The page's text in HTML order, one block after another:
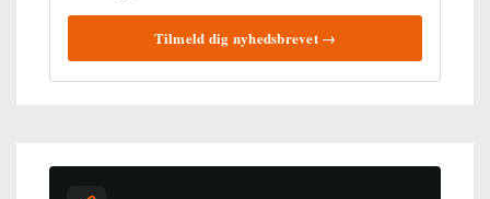
Tilmeld dig nyhedsbrevet →